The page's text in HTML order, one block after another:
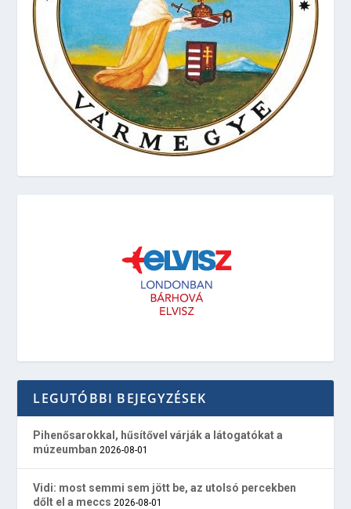
LEGUTÓBBI BEJEGYZÉSEK
Pihenősarokkal, hűsítővel várják a látogatókat a
múzeumban 2026-08-01
Vidi: most semmi sem jött be, az utolsó percekben
dőlt el a meccs 2026-08-01